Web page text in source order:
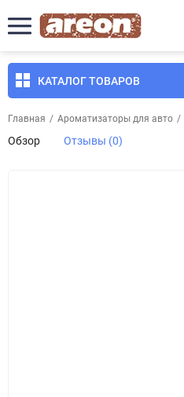
КАТАЛОГ ТОВАРОВ
Главная / Ароматизаторы для авто /
Обзор Отзывы (0)